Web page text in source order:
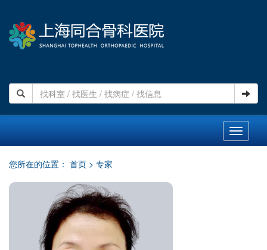
Toggle
您所在的位置： 首页 > 专家